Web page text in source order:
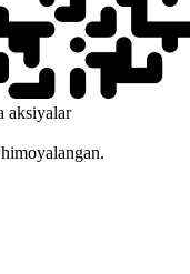
aksiyalar